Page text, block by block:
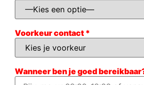
Voorkeur contact *
Wanneer ben je goed